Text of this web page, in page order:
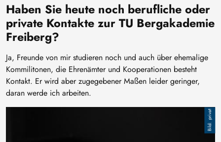
privat
Haben Sie heute noch berufliche oder
private Kontakte zur TU Bergakademie
Freiberg?
Ja, Freunde von mir studieren noch und auch über ehemalige
Kommilitonen, die Ehrenämter und Kooperationen besteht
Kontakt. Er wird aber zugegebener Maßen leider geringer,
daran werde ich arbeiten.